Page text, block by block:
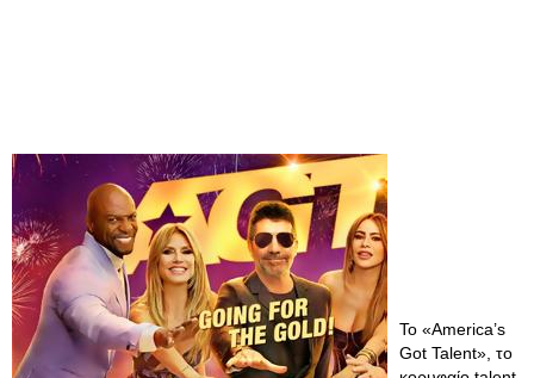
Το «America’s
Got Talent», το